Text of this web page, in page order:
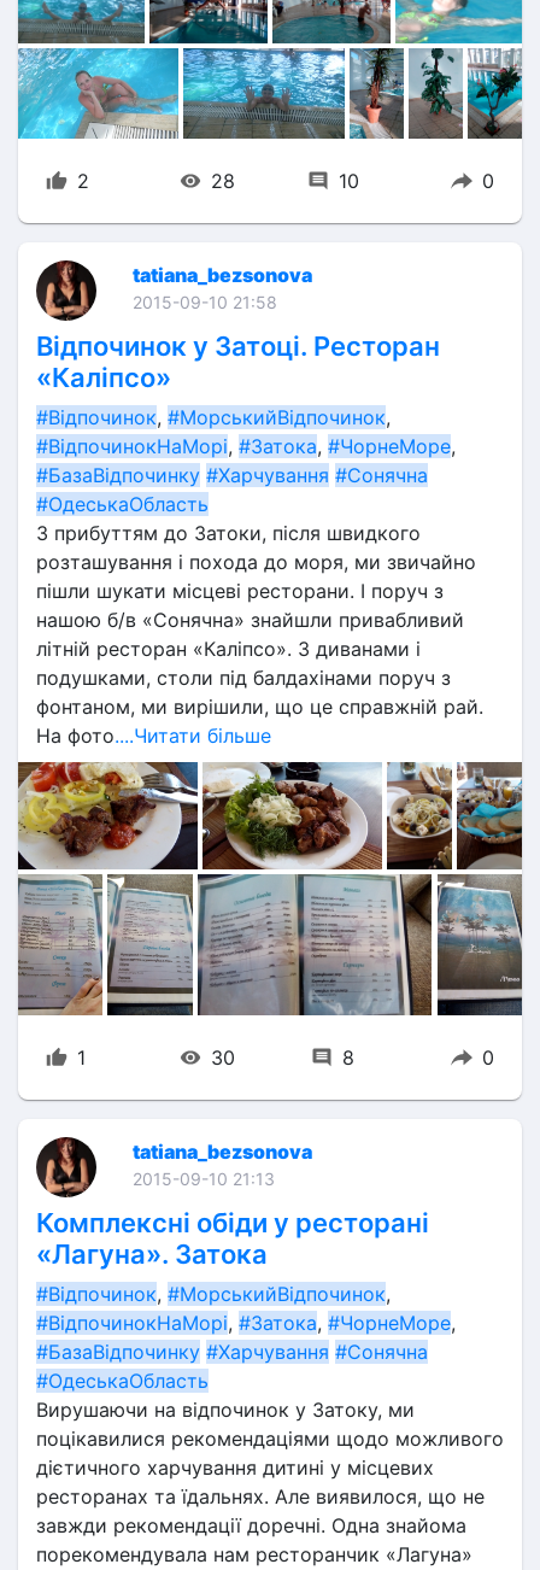
2 28 10 0
tatiana_bezsonova
2015-09-10 21:58
Відпочинок у Затоці. Ресторан
«Каліпсо»
#Відпочинок, #МорськийВідпочинок
#ВідпочинокНаМорі, #Затока, #ЧорнеМоре
#БазаВідпочинку #Харчування #Сонячна
#ОдеськаОбласть
З прибуттям до Затоки, після швидкого
розташування і похода до моря, ми звичайно
пішли шукати місцеві ресторани. І поруч з
нашою б/в «Сонячна» знайшли привабливий
літній ресторан «Каліпсо». З диванами і
подушками, столи під балдахінами поруч з
фонтаном, ми вирішили, що це справжній рай.
На фото....Читати більше
1 30 8 0
tatiana_bezsonova
2015-09-10 21:13
Комплексні обіди у ресторані
«Лагуна». Затока
#Відпочинок, #МорськийВідпочинок
#ВідпочинокНаМорі, #Затока, #ЧорнеМоре
#БазаВідпочинку #Харчування #Сонячна
#ОдеськаОбласть
Вирушаючи на відпочинок у Затоку, ми
поцікавилися рекомендаціями щодо можливого
дієтичного харчування дитині у місцевих
ресторанах та їдальнях. Але виявилося, що не
завжди рекомендації доречні. Одна знайома
порекомендувала нам ресторанчик «Лагуна»